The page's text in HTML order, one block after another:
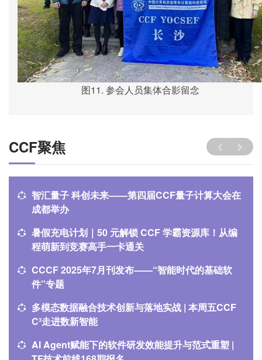
图11. 参会人员集体合影留念
CCF聚焦
智汇量子 科创未来——第四届CCF量子计算大会在
成都举办
暑假充电计划｜50 元解锁 CCF 学霸资源库！从编
程萌新到竞赛高手一卡通关
CCCF 2025年7月刊发布——“智能时代的基础软
件”专题
多模态数据融合技术创新与落地实战 | 本周五CCF
C³走进数新智能
AI Agent赋能下的软件研发效能提升与范式重塑 |